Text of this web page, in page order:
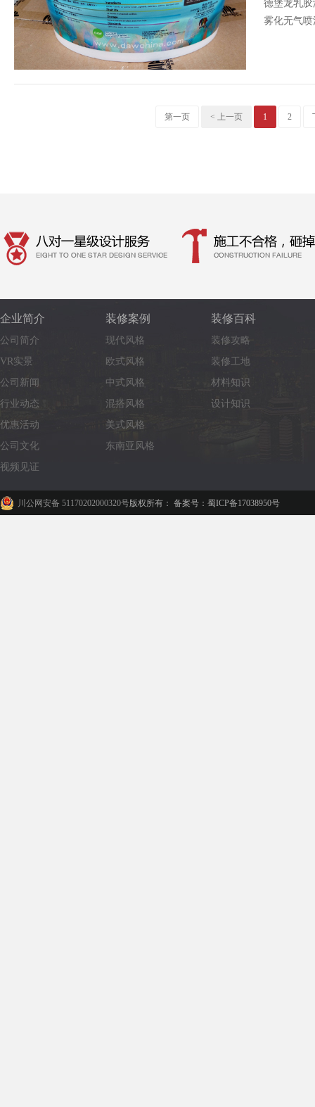
德堡龙乳
雾化无气
第一页 < 上一页 1 2
企业简介
公司简介
VR实景
公司新闻
行业动态
优惠活动
公司文化
视频见证
装修案例
现代风格
欧式风格
中式风格
混搭风格
美式风格
东南亚风格
装修百科
装修攻略
装修工地
材料知识
设计知识
川公网安备 51170202000320号版权所有： 备案号：蜀ICP备17038950号